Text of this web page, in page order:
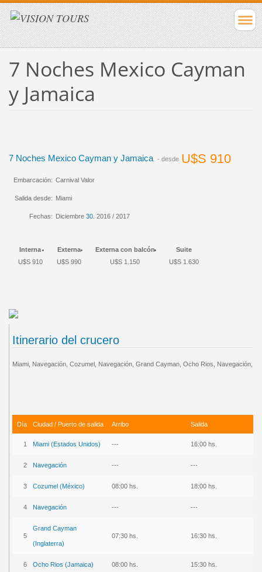
7 Noches Mexico Cayman
y Jamaica
7 Noches Mexico Cayman y Jamaica - desde U$S 910
Embarcación: Carnival Valor
Salida desde: Miami
Fechas: Diciembre 30. 2016 / 2017
Interna
U$S 910
Externa
U$S 990
Externa con balcón
U$S 1.150
Suite
U$S 1.630
Itinerario del crucero
Miami, Navegación, Cozumel, Navegación, Grand Cayman, Ocho Rios, Navegación,
Día Ciudad / Puerto de salida Arribo Salida
1 Miami (Estados Unidos) --- 16:00 hs.
2 Navegación --- ---
3 Cozumel (México) 08:00 hs. 18:00 hs.
4 Navegación --- ---
5
Grand Cayman
(Inglaterra)
07:30 hs. 16:30 hs.
6 Ocho Rios (Jamaica) 08:00 hs. 15:30 hs.